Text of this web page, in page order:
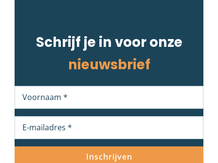
Schrijf je in voor onze
nieuwsbrief